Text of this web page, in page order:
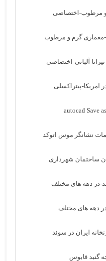
و مرطوب-اختصاصی
معماری گرم و مرطوب
آلبانی-اختصاصی
امریکا-پیتراکسلی
نشانگر موس اتوکد
ساختمان شهرداری
در دهه های مختلف
دهه های مختلف
ایران در سوئد
گنبد قابوس